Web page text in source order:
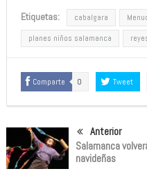
Etiquetas: cabalgara
planes niños salamanca
Comparte 0 Tweet
Anterior
Salamanca
navideñas